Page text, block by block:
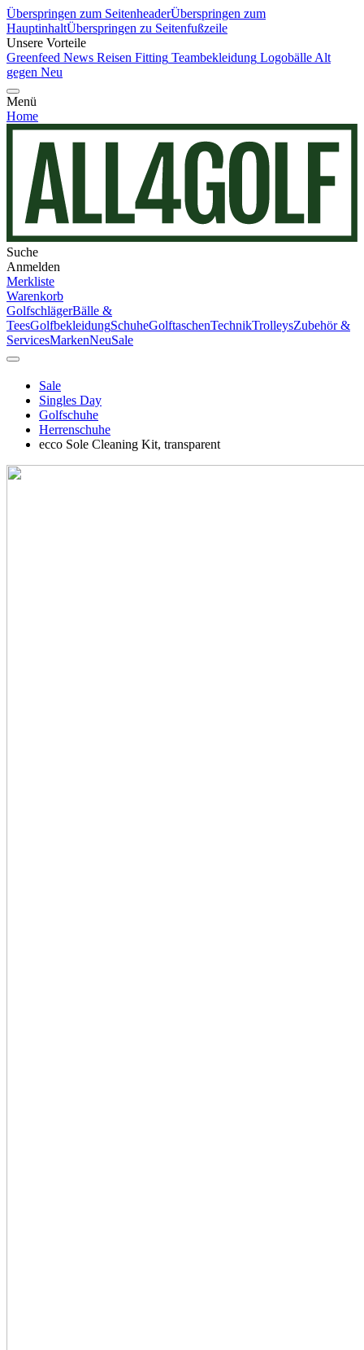
Überspringen zum SeitenheaderÜberspringen zum
HauptinhaltÜberspringen zu Seitenfußzeile
Unsere Vorteile
Greenfeed News Reisen Fitting Teambekleidung Logobälle Alt
gegen Neu
Menü
Home
Suche
Anmelden
Merkliste
Warenkorb
GolfschlägerBälle &
TeesGolfbekleidungSchuheGolftaschenTechnikTrolleysZubehör &
ServicesMarkenNeuSale
Sale
Singles Day
Golfschuhe
Herrenschuhe
ecco Sole Cleaning Kit, transparent